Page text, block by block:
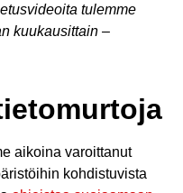
tulemme
kuukausittain –
aikoina varoittanut
kohdistuvista